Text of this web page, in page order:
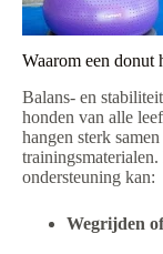
Waarom een donut
Balans- en
honden van alle
hangen sterk
ondersteuning kan:
Wegrijden